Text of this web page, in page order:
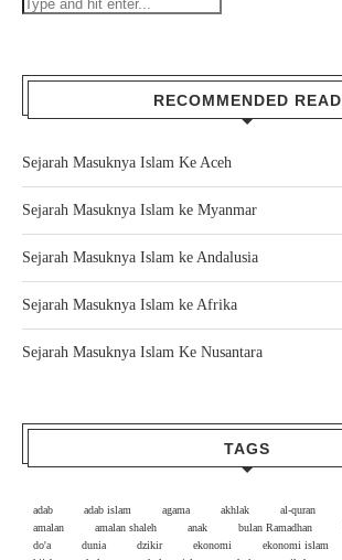
RECOMMENDED READ
Sejarah Masuknya Islam Ke Aceh
Sejarah Masuknya Islam ke Myanmar
Sejarah Masuknya Islam ke Andalusia
Sejarah Masuknya Islam ke Afrika
Sejarah Masuknya Islam Ke Nusantara
TAGS
adab adab islam agama akhlak al-quran
amalan
amalan shaleh anak bulan Ramadhan
do'a
dunia dzikir ekonomi ekonomi islam